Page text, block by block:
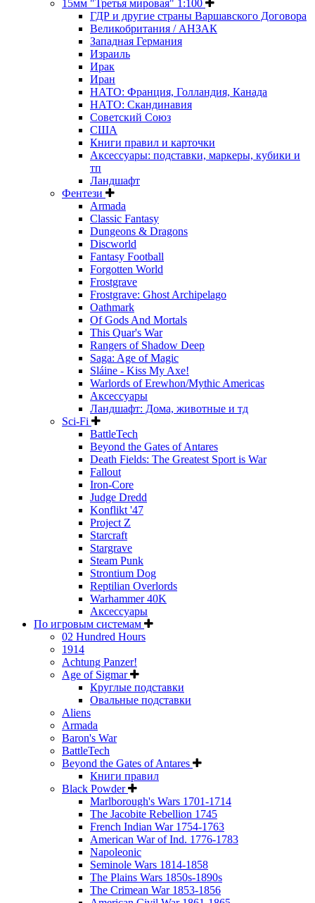
15мм "Третья мировая" 1:100
ГДР и другие страны Варшавского Договора
Великобритания / АНЗАК
Западная Германия
Израиль
Ирак
Иран
НАТО: Франция, Голландия, Канада
НАТО: Скандинавия
Советский Союз
США
Книги правил и карточки
Аксессуары: подставки, маркеры, кубики и
тп
Ландшафт
Фентези
Armada
Classic Fantasy
Dungeons & Dragons
Discworld
Fantasy Football
Forgotten World
Frostgrave
Frostgrave: Ghost Archipelago
Oathmark
Of Gods And Mortals
This Quar's War
Rangers of Shadow Deep
Saga: Age of Magic
Sláine - Kiss My Axe!
Warlords of Erewhon/Mythic Americas
Аксессуары
Ландшафт: Дома, животные и тд
Sci-Fi
BattleTech
Beyond the Gates of Antares
Death Fields: The Greatest Sport is War
Fallout
Iron-Core
Judge Dredd
Konflikt '47
Project Z
Starcraft
Stargrave
Steam Punk
Strontium Dog
Reptilian Overlords
Warhammer 40K
Аксессуары
По игровым системам
02 Hundred Hours
1914
Achtung Panzer!
Age of Sigmar
Круглые подставки
Овальные подставки
Aliens
Armada
Baron's War
BattleTech
Beyond the Gates of Antares
Книги правил
Black Powder
Marlborough's Wars 1701-1714
The Jacobite Rebellion 1745
French Indian War 1754-1763
American War of Ind. 1776-1783
Napoleonic
Seminole Wars 1814-1858
The Plains Wars 1850s-1890s
The Crimean War 1853-1856